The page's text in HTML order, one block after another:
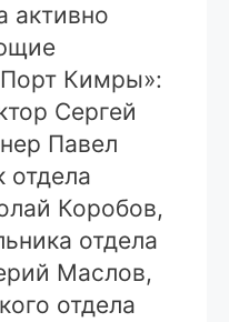
активно
Кимры»:
Сергей
Павел
отдела
Коробов,
отдела
Маслов,
отдела